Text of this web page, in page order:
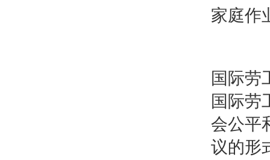
家庭作
国际劳
国际劳
会公平
议的形